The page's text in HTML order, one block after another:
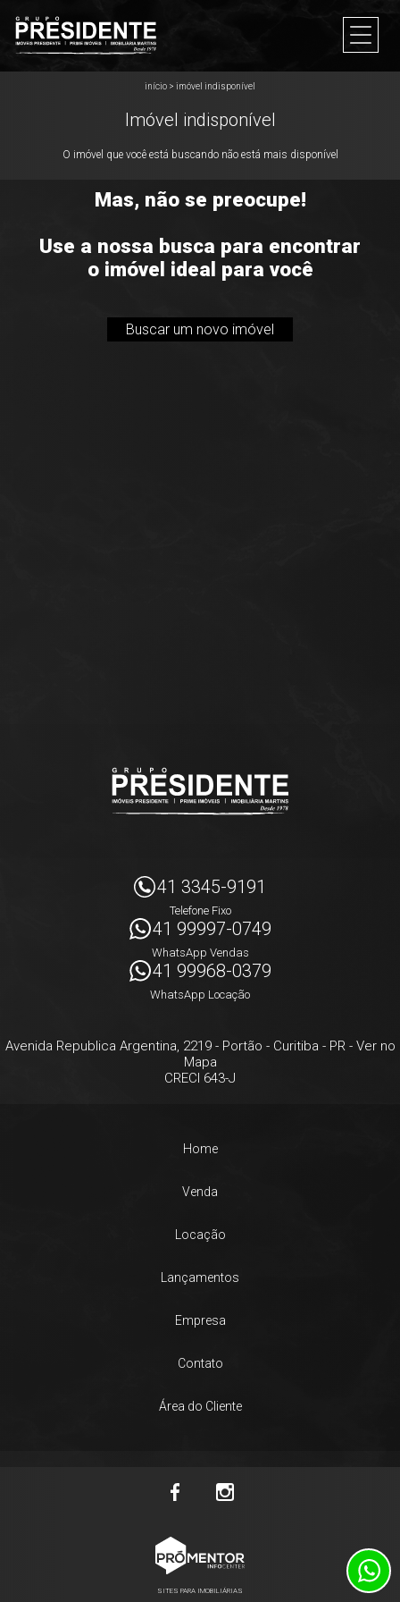
início > imóvel indisponível
Imóvel indisponível
O imóvel que você está buscando não está mais disponível
Mas, não se preocupe!
Use a nossa busca para encontrar
o imóvel ideal para você
Buscar um novo imóvel
41 3345-9191
Telefone Fixo
41 99997-0749
WhatsApp Vendas
41 99968-0379
WhatsApp Locação
Avenida Republica Argentina, 2219- Portão - Curitiba - PR- Ver no
Mapa
CRECI 643-J
Home
Venda
Locação
Lançamentos
Empresa
Contato
Área do Cliente
SITES PARA IMOBILIÁRIAS